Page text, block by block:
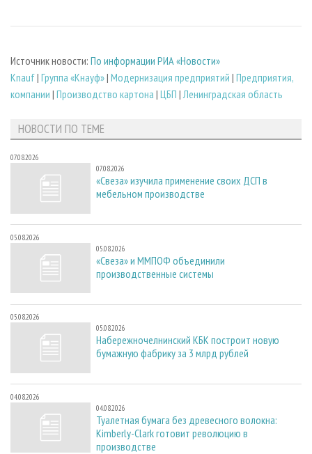
Источник новости: По информации РИА «Новости»
Knauf| Группа «Кнауф»| Модернизация предприятий | Предприятия,
компании | Производство картона | ЦБП | Ленинградская область
НОВОСТИ ПО ТЕМЕ
07.08.2026
07.08.2026
«Свеза» изучила применение своих ДСП в
мебельном производстве
05.08.2026
05.08.2026
«Свеза» и ММПОФ объединили
производственные системы
05.08.2026
05.08.2026
Набережночелнинский КБК построит новую
бумажную фабрику за 3 млрд рублей
04.08.2026
04.08.2026
Туалетная бумага без древесного волокна:
Kimberly-Clark готовит революцию в
производстве